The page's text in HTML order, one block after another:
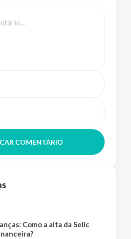
COMENTÁRIO
Como a alta da Selic